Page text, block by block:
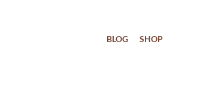
BLOG SHOP